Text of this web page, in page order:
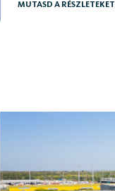
MUTASD A RÉSZLETEKET